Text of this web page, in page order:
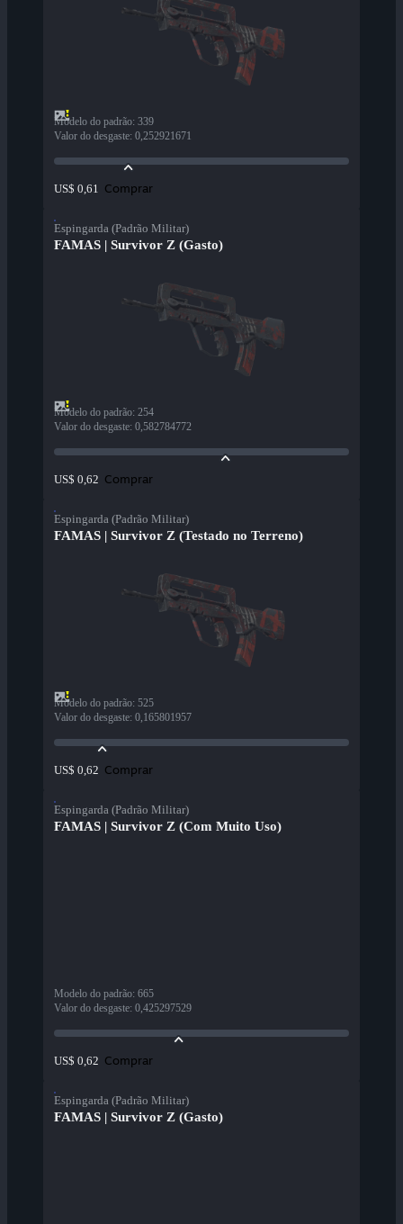
Modelo do padrão: 339
Valor do desgaste: 0,252921671
US$ 0,61 Comprar
Espingarda (Padrão Militar)
FAMAS | Survivor Z (Gasto)
Modelo do padrão: 254
Valor do desgaste: 0,582784772
US$ 0,62 Comprar
Espingarda (Padrão Militar)
FAMAS | Survivor Z (Testado no Terreno)
Modelo do padrão: 525
Valor do desgaste: 0,165801957
US$ 0,62 Comprar
Espingarda (Padrão Militar)
FAMAS | Survivor Z (Com Muito Uso)
Modelo do padrão: 665
Valor do desgaste: 0,425297529
US$ 0,62 Comprar
Espingarda (Padrão Militar)
FAMAS | Survivor Z (Gasto)